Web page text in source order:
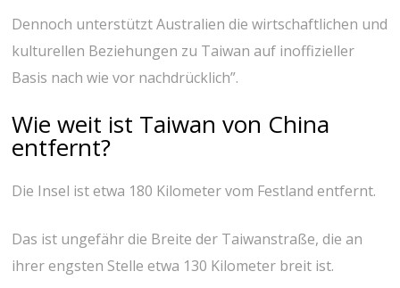
Dennoch unterstützt Australien die wirtschaftlichen und
kulturellen Beziehungen zu Taiwan auf inoffizieller
Basis nach wie vor nachdrücklich”.
Wie weit ist Taiwan von China
entfernt?
Die Insel ist etwa 180 Kilometer vom Festland entfernt.
Das ist ungefähr die Breite der Taiwanstraße, die an
ihrer engsten Stelle etwa 130 Kilometer breit ist.